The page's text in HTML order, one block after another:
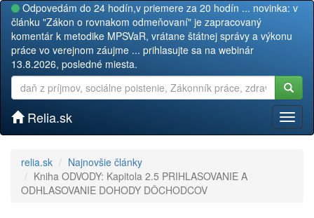
Odpovedám do 24 hodín,v priemere za 20 hodín ... novinka: v
článku "Zákon o rovnakom odmeňovaní" je zapracovaný
komentár k metodike MPSVaR, vrátane štátnej správy a výkonu
práce vo verejnom záujme ... prihlasujte sa na webinár
13.8.2026, posledné miesta.
Relia.sk
relia.sk
Najnovšie články
Kniha ODVODY: Kapitola 2.5 PRIHLASOVANIE A
ODHLASOVANIE DOHODY DÔCHODCOV